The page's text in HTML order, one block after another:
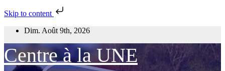
Skip to content
Skip
content
Dim. Août 9th, 2026
Centre à la UNE